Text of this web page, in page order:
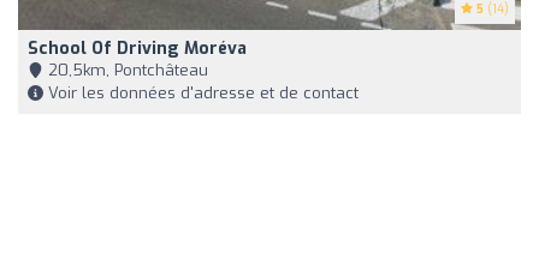
5 (14)
School Of Driving Moréva
20,5km, Pontchâteau
Voir les données d'adresse et de contact